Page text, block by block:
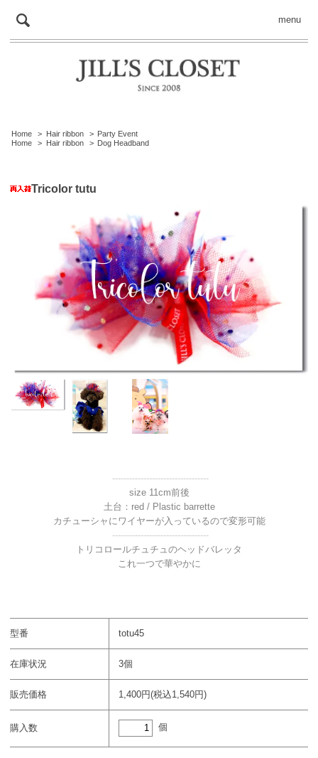
menu
Home > Hair ribbon > Party Event
Home
> Hair ribbon > Dog Headband
Tricolor tutu
----------------------------------
size 11cm前後
土台：red / Plastic barrette
カチューシャにワイヤーが入っているので変形可能
----------------------------------
トリコロールチュチュのヘッドバレッタ
これ一つで華やかに
型番 totu45
在庫状況 3個
販売価格 1,400円(税込1,540円)
購入数 個